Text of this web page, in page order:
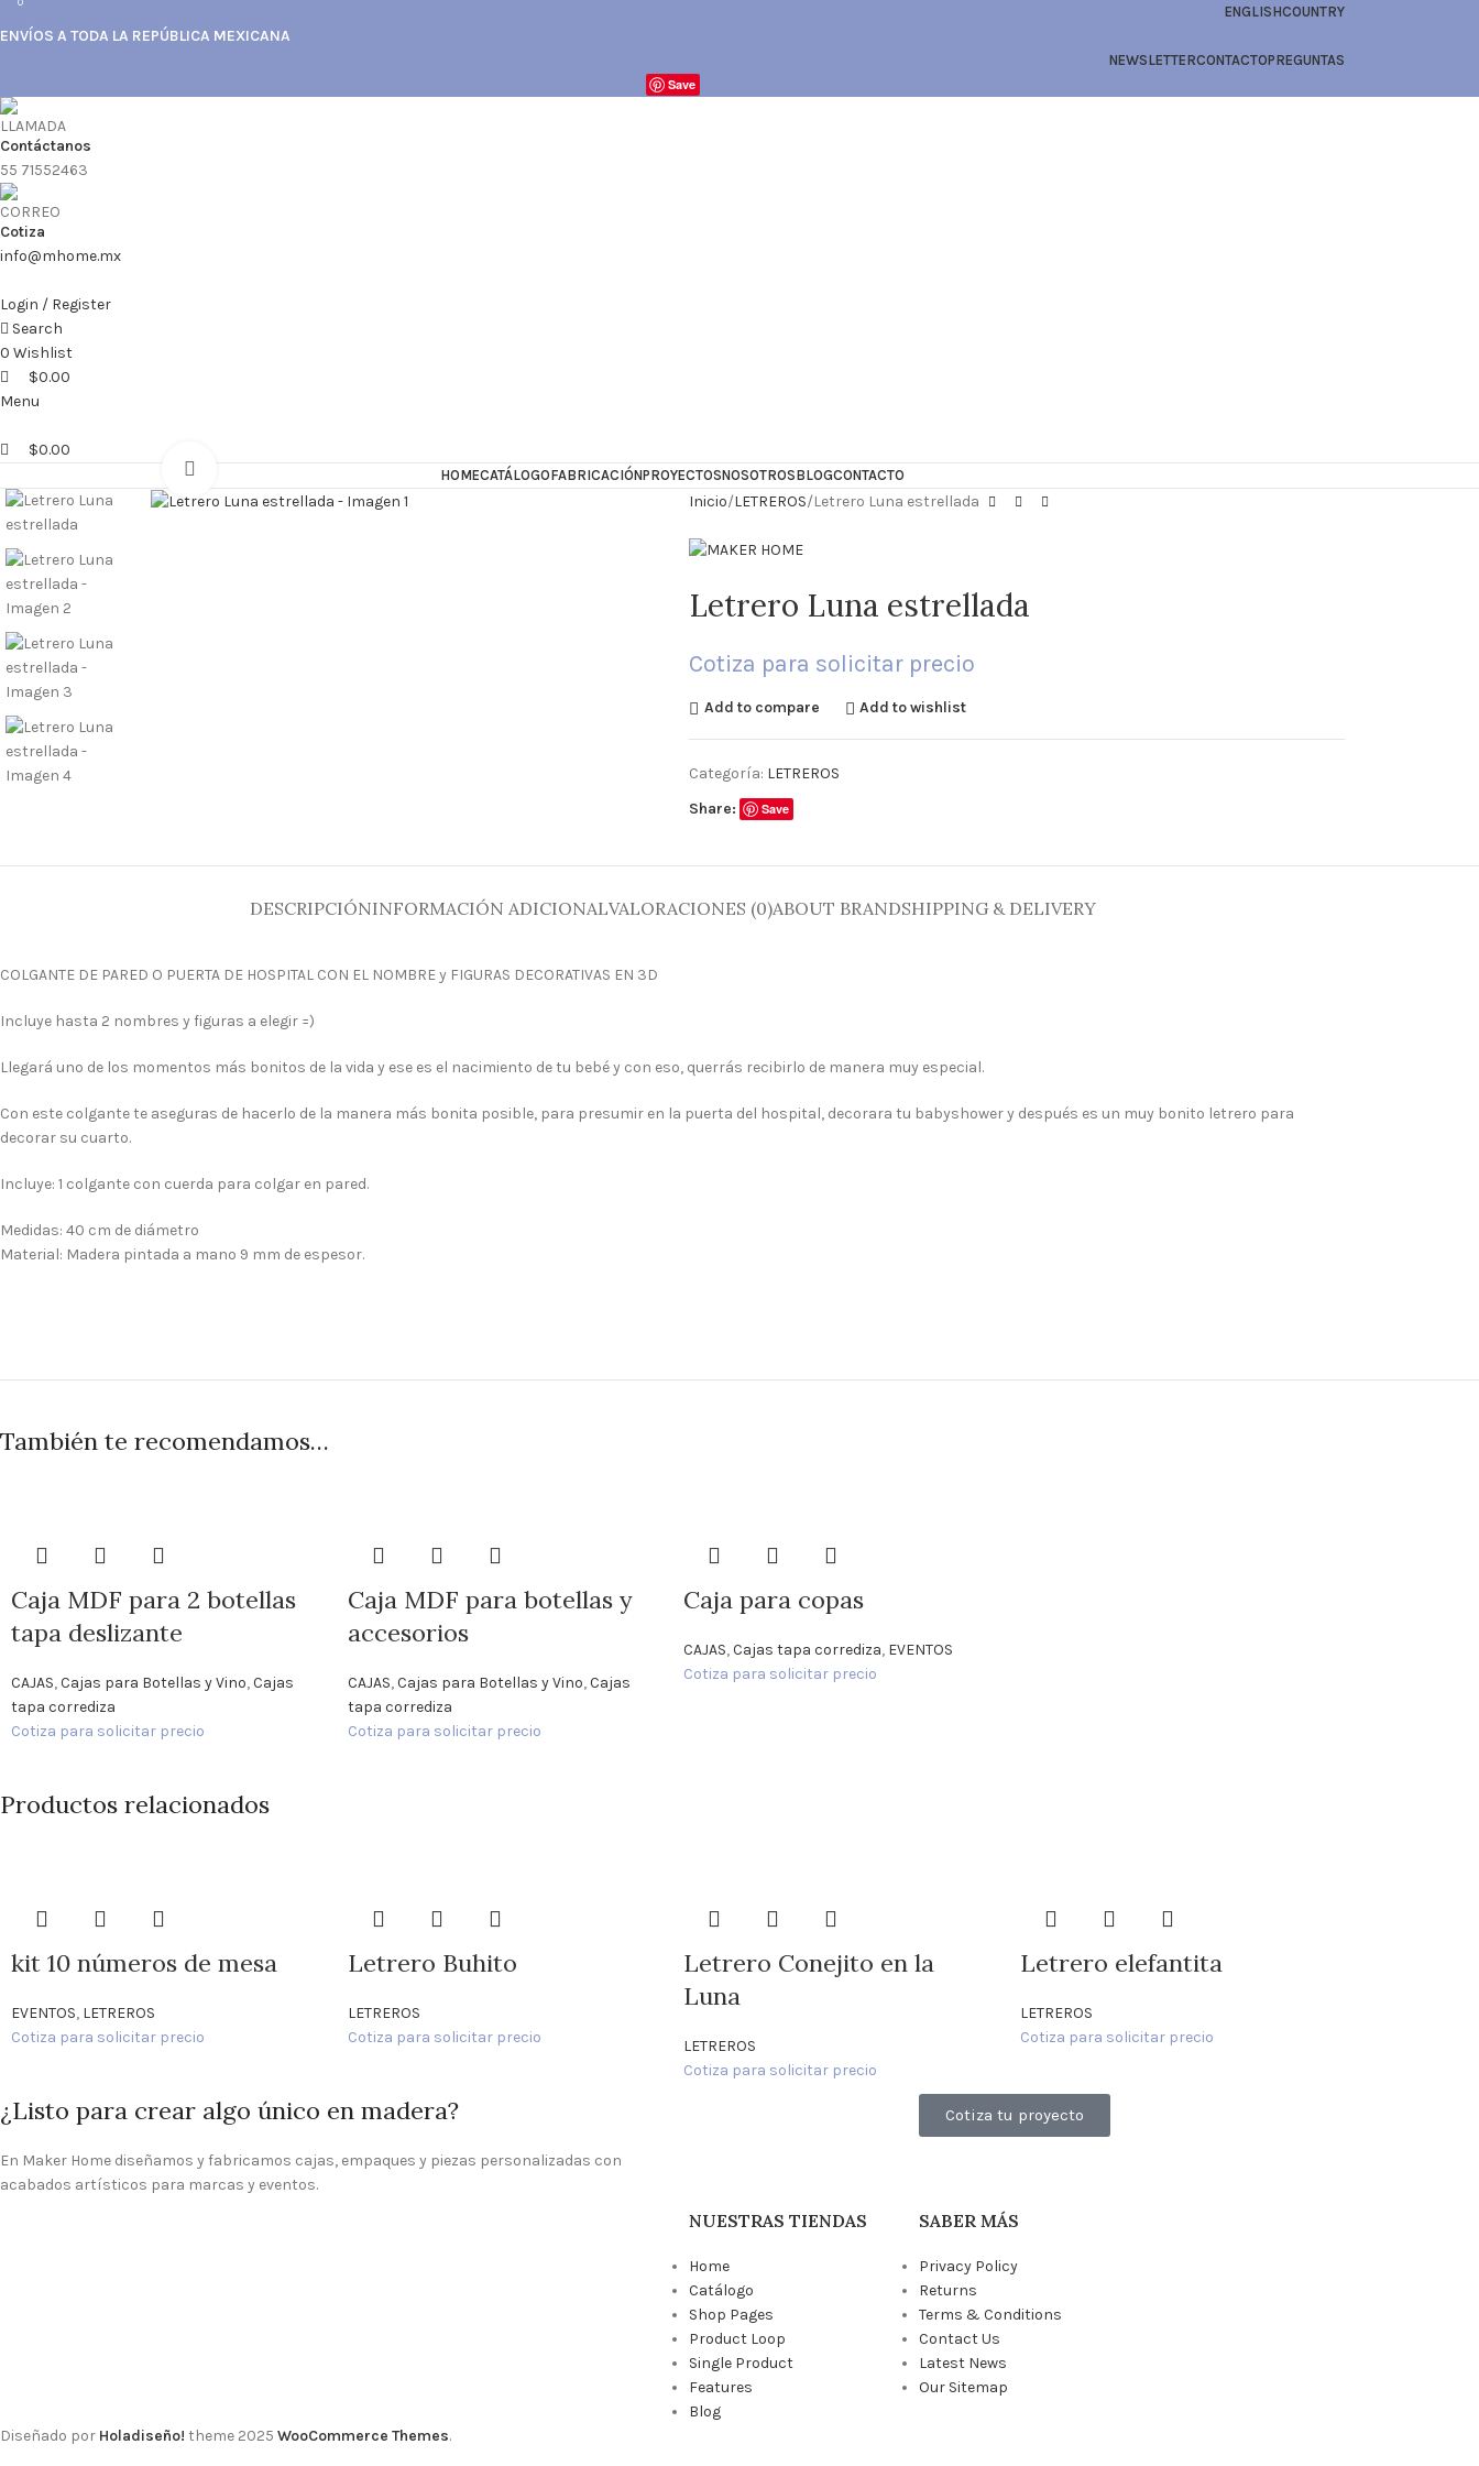
ENGLISHCOUNTRY
ENVÍOS A TODA LA REPÚBLICA MEXICANA
NEWSLETTERCONTACTOPREGUNTAS
Save
Contáctanos
55 71552463
Cotiza
info@mhome.mx
Login / Register
Search
0 Wishlist
0
$0.00
Menu
0
$0.00
HOMECATÁLOGOFABRICACIÓNPROYECTOSNOSOTROSBLOGCONTACTO
Inicio LETREROS Letrero Luna estrellada
Letrero Luna estrellada
Cotiza para solicitar precio
Add to compare Add to wishlist
Categoría: LETREROS
Share:
Save
DESCRIPCIÓNINFORMACIÓN ADICIONALVALORACIONES (0)ABOUT BRANDSHIPPING & DELIVERY
COLGANTE DE PARED O PUERTA DE HOSPITAL CON EL NOMBRE y FIGURAS DECORATIVAS EN 3D
Incluye hasta 2 nombres y figuras a elegir =)
Llegará uno de los momentos más bonitos de la vida y ese es el nacimiento de tu bebé y con eso, querrás recibirlo de manera muy especial.
Con este colgante te aseguras de hacerlo de la manera más bonita posible, para presumir en la puerta del hospital, decorara tu babyshower y después es un muy bonito letrero para
decorar su cuarto.
Incluye: 1 colgante con cuerda para colgar en pared.
Medidas: 40 cm de diámetro
Material: Madera pintada a mano 9 mm de espesor.
También te recomendamos…
Caja MDF para 2 botellas
tapa deslizante
CAJAS,Cajas para Botellas y Vino,Cajas
tapa corrediza
Cotiza para solicitar precio
Caja MDF para botellas y
accesorios
CAJAS,Cajas para Botellas y Vino,Cajas
tapa corrediza
Cotiza para solicitar precio
Caja para copas
CAJAS,Cajas tapa corrediza, EVENTOS
Cotiza para solicitar precio
Productos relacionados
kit 10 números de mesa
EVENTOS, LETREROS
Cotiza para solicitar precio
Letrero Buhito
LETREROS
Cotiza para solicitar precio
Letrero Conejito en la
Luna
LETREROS
Cotiza para solicitar precio
Letrero elefantita
LETREROS
Cotiza para solicitar precio
¿Listo para crear algo único en madera?
En Maker Home diseñamos y fabricamos cajas, empaques y piezas personalizadas con
acabados artísticos para marcas y eventos.
Cotiza tu proyecto
NUESTRAS TIENDAS
Home
Catálogo
Shop Pages
Product Loop
Single Product
Features
Blog
SABER MÁS
Privacy Policy
Returns
Terms & Conditions
Contact Us
Latest News
Our Sitemap
Diseñado por Holadiseño! theme 2025 WooCommerce Themes.
0